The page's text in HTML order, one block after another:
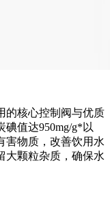
的核心控制阀与优质
值达950mg/g*以
害物质，改善饮用水
大颗粒杂质，确保水